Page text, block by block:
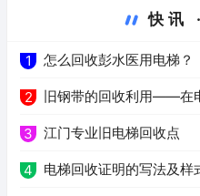
快讯
1 怎么回收彭水医用电梯？
2 旧钢带的回收利用——在
3 江门专业旧电梯回收点
4 电梯回收证明的写法及样